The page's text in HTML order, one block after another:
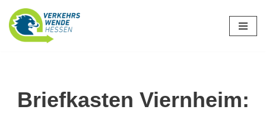
Zum
Briefkasten Viernheim: